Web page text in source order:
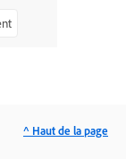
^ Haut de la page